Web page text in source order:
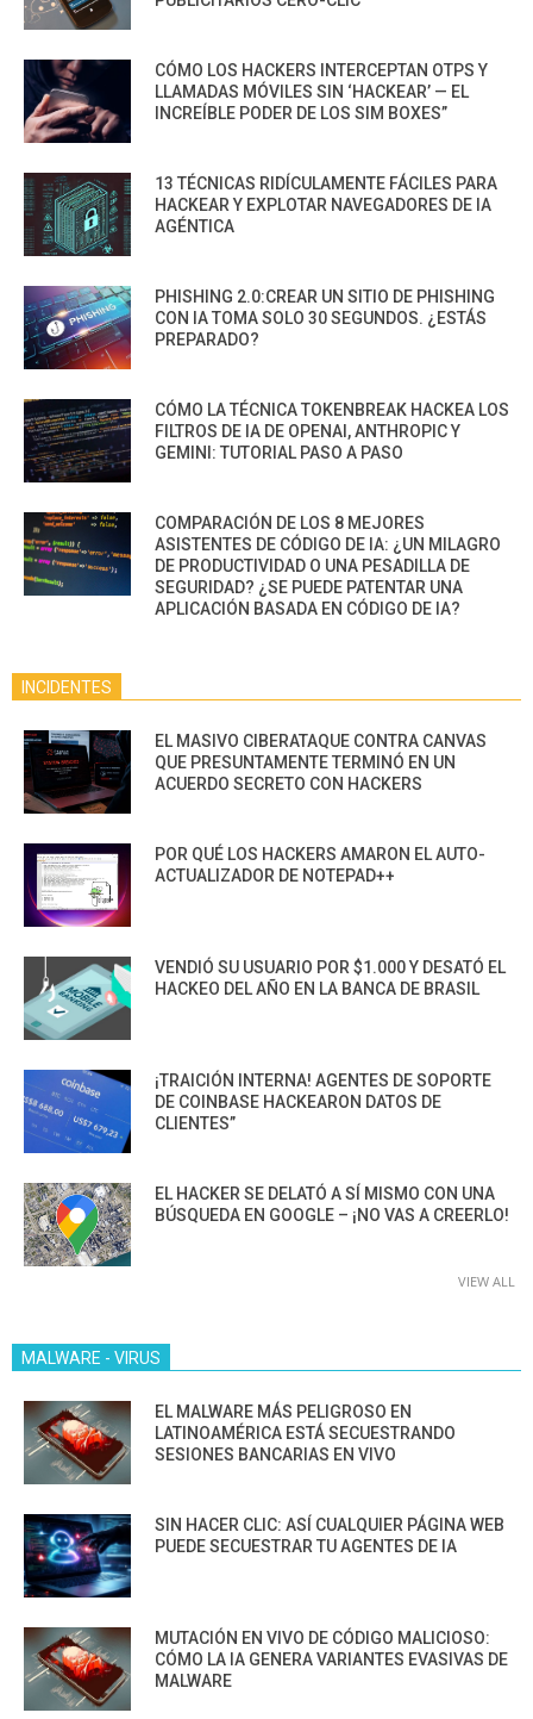
CÓMO LOS HACKERS INTERCEPTAN OTPS Y
LLAMADAS MÓVILES SIN ‘HACKEAR’ — EL
INCREÍBLE PODER DE LOS SIM BOXES”
13 TÉCNICAS RIDÍCULAMENTE FÁCILES PARA
HACKEAR Y EXPLOTAR NAVEGADORES DE IA
AGÉNTICA
PHISHING 2.0:CREAR UN SITIO DE PHISHING
CON IA TOMA SOLO 30 SEGUNDOS. ¿ESTÁS
PREPARADO?
CÓMO LA TÉCNICA TOKENBREAK HACKEA LOS
FILTROS DE IA DE OPENAI, ANTHROPIC Y
GEMINI: TUTORIAL PASO A PASO
COMPARACIÓN DE LOS 8 MEJORES
ASISTENTES DE CÓDIGO DE IA: ¿UN MILAGRO
DE PRODUCTIVIDAD O UNA PESADILLA DE
SEGURIDAD? ¿SE PUEDE PATENTAR UNA
APLICACIÓN BASADA EN CÓDIGO DE IA?
INCIDENTES
EL MASIVO CIBERATAQUE CONTRA CANVAS
QUE PRESUNTAMENTE TERMINÓ EN UN
ACUERDO SECRETO CON HACKERS
POR QUÉ LOS HACKERS AMARON EL AUTO-
ACTUALIZADOR DE NOTEPAD++
VENDIÓ SU USUARIO POR $1.000 Y DESATÓ EL
HACKEO DEL AÑO EN LA BANCA DE BRASIL
¡TRAICIÓN INTERNA! AGENTES DE SOPORTE
DE COINBASE HACKEARON DATOS DE
CLIENTES”
EL HACKER SE DELATÓ A SÍ MISMO CON UNA
BÚSQUEDA EN GOOGLE – ¡NO VAS A CREERLO!
VIEW ALL
MALWARE - VIRUS
EL MALWARE MÁS PELIGROSO EN
LATINOAMÉRICA ESTÁ SECUESTRANDO
SESIONES BANCARIAS EN VIVO
SIN HACER CLIC: ASÍ CUALQUIER PÁGINA WEB
PUEDE SECUESTRAR TU AGENTES DE IA
MUTACIÓN EN VIVO DE CÓDIGO MALICIOSO:
CÓMO LA IA GENERA VARIANTES EVASIVAS DE
MALWARE